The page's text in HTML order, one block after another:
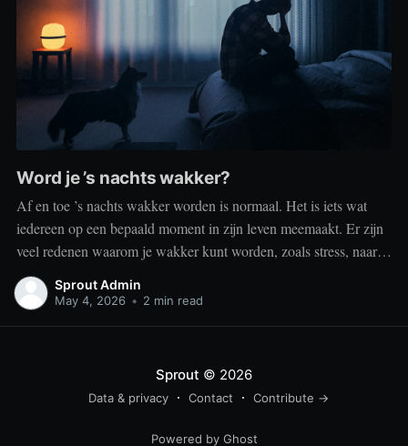
Word je ’s nachts wakker?
Af en toe ’s nachts wakker worden is normaal. Het is iets wat
iedereen op een bepaald moment in zijn leven meemaakt. Er zijn
veel redenen waarom je wakker kunt worden, zoals stress, naar
het toilet moeten, je omgeving of medische aandoeningen die je
slaap beïnvloeden. Dit is geen probleem
Sprout Admin
May 4, 2026 • 2 min read
Sprout © 2026
Data & privacy Contact Contribute →
Powered by Ghost